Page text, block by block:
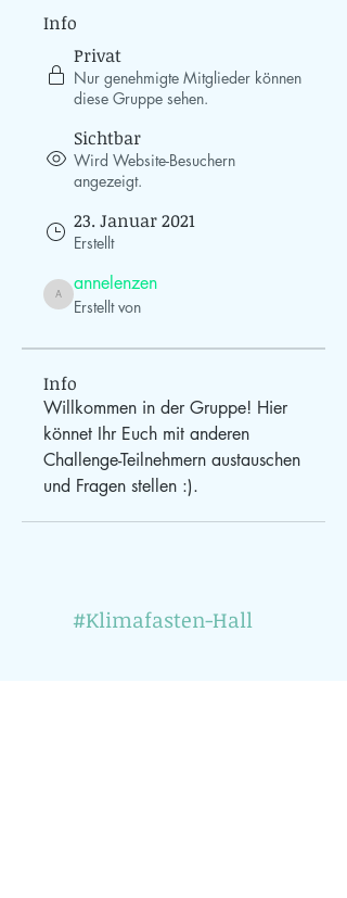
Info
Privat
Nur genehmigte Mitglieder können
diese Gruppe sehen.
Sichtbar
Wird Website-Besuchern
angezeigt.
23. Januar 2021
Erstellt
annelenzen
annelenzen
Erstellt von
Info
Willkommen in der Gruppe! Hier
könnet Ihr Euch mit anderen
Challenge-Teilnehmern austauschen
und Fragen stellen :).
#Klimafasten-Hall